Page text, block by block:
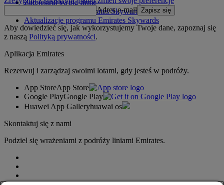
Zarejestruj swoją firmę
Zasady programu Emirates Skywards
Aktualizacje programu Emirates Skywards
Adres e-mail Zapisz się
Aby dowiedzieć się, jak wykorzystujemy Twoje dane, zapoznaj się
z naszą Polityką prywatności.
Aplikacja Emirates
Rezerwuj i zarządzaj swoimi lotami, gdy jesteś w podróży.
App StoreApp Store
Google PlayGoogle Play
Huawei App Galleryhuawai os
Skontaktuj się z nami
Podziel się wrażeniami z podróży liniami Emirates.